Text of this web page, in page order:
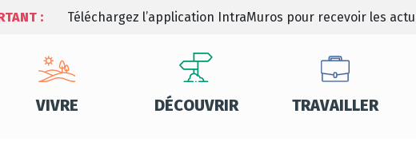
: Téléchargez l’application IntraMuros pour recevoir les
VIVRE DÉCOUVRIR TRAVAILLER